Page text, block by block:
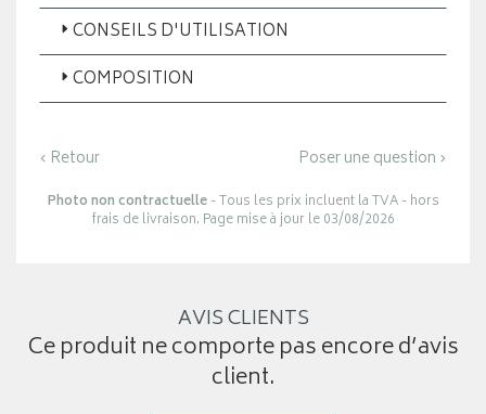
CONSEILS D'UTILISATION
COMPOSITION
‹ Retour Poser une question ›
Photo non contractuelle- Tous les prix incluent la TVA - hors
frais de livraison. Page mise à jour le 03/08/2026
AVIS CLIENTS
Ce produit ne comporte pas encore d’avis
client.